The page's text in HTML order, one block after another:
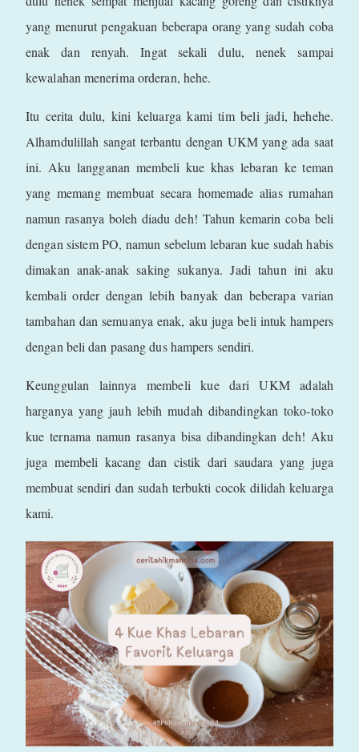
yang menurut pengakuan beberapa orang yang sudah coba
enak dan renyah. Ingat sekali dulu, nenek sampai
kewalahan menerima orderan, hehe.
Itu cerita dulu, kini keluarga kami tim beli jadi, hehehe.
Alhamdulillah sangat terbantu dengan UKM yang ada saat
ini. Aku langganan membeli kue khas lebaran ke teman
yang memang membuat secara homemade alias rumahan
namun rasanya boleh diadu deh! Tahun kemarin coba beli
dengan sistem PO, namun sebelum lebaran kue sudah habis
dimakan anak-anak saking sukanya. Jadi tahun ini aku
kembali order dengan lebih banyak dan beberapa varian
tambahan dan semuanya enak, aku juga beli intuk hampers
dengan beli dan pasang dus hampers sendiri.
Keunggulan lainnya membeli kue dari UKM adalah
harganya yang jauh lebih mudah dibandingkan toko-toko
kue ternama namun rasanya bisa dibandingkan deh! Aku
juga membeli kacang dan cistik dari saudara yang juga
membuat sendiri dan sudah terbukti cocok dilidah keluarga
kami.